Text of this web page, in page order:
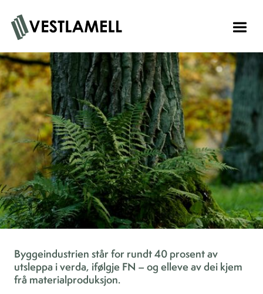
Byggeindustrien står for rundt 40 prosent av
utsleppa i verda, ifølgje FN – og elleve av dei kjem
frå materialproduksjon.